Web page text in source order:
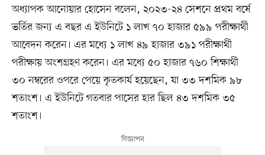
অধ্যাপক আনোয়ার হোসেন বলেন, ২০২৩-২৪ সেশনে প্রথম বর্ষে
ভর্তির জন্য এ বছর এ ইউনিটে ১ লাখ ৭০ হাজার ৫৯৯ পরীক্ষার্থী
আবেদন করেন। এর মধ্যে ১ লাখ ৪৯ হাজার ৩৯১ পরীক্ষার্থী
পরীক্ষায় অংশগ্রহণ করেন। এর মধ্যে ৫০ হাজার ৭৬০ শিক্ষার্থী
৩০ নম্বরের ওপরে পেয়ে কৃতকার্য হয়েছেন, যা ৩৩ দশমিক ৯৮
শতাংশ। এ ইউনিটে গতবার পাসের হার ছিল ৪৩ দশমিক ৩৫
শতাংশ।